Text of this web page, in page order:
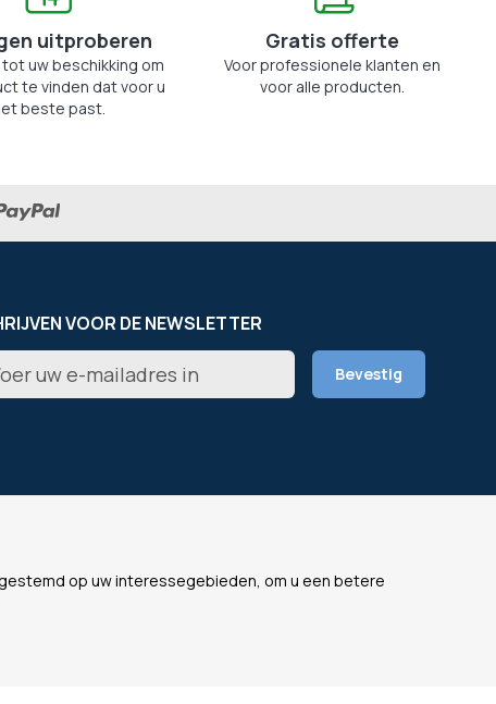
op uw interessegebieden, om u een betere
uitproberen
uw beschikking om
te vinden dat voor u
beste past.
Gratis offerte
Voor professionele klanten en
voor alle producten.
VOOR DE NEWSLETTER
Bevestig
OfficeEasy France